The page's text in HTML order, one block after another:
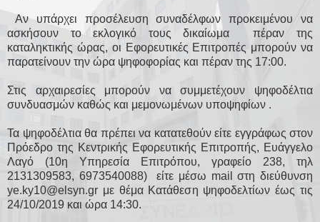
Αν υπάρχει προσέλευση συναδέλφων προκειμένου να
ασκήσουν το εκλογικό τους δικαίωμα πέραν της
καταληκτικής ώρας, οι Εφορευτικές Επιτροπές μπορούν να
παρατείνουν την ώρα ψηφοφορίας και πέραν της 17:00.
Στις αρχαιρεσίες μπορούν να συμμετέχουν ψηφοδέλτια
συνδυασμών καθώς και μεμονωμένων υποψηφίων .
Τα ψηφοδέλτια θα πρέπει να κατατεθούν είτε εγγράφως στον
Πρόεδρο της Κεντρικής Εφορευτικής Επιτροπής, Ευάγγελο
Λαγό (10η Υπηρεσία Επιτρόπου, γραφείο 238, τηλ
2131309583, 6973540088) είτε μέσω mail στη διεύθυνση
ye.ky10@elsyn.gr με θέμα Κατάθεση ψηφοδελτίων έως τις
24/10/2019 και ώρα 14:30.